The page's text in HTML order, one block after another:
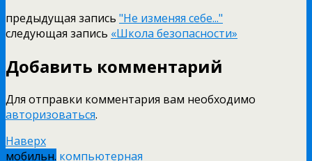
предыдущая запись "Не изменяя себе..."
следующая запись «Школа безопасности»
Добавить комментарий
Для отправки комментария вам необходимо
авторизоваться.
Наверх
мобильн. компьютерная